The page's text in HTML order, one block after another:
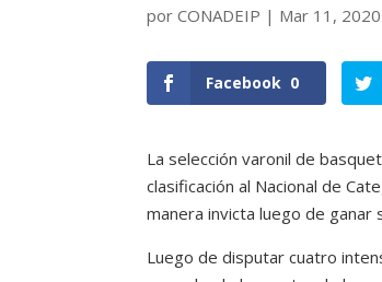
porCONADEIP | Mar 11, 2020
Facebook 0
La selección varonil de
clasificación al Nacional de
manera invicta luego de ganar
Luego de disputar cuatro